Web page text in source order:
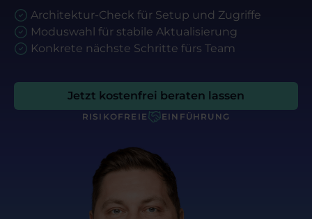
Architektur-Check für Setup und Zugriffe
Moduswahl für stabile Aktualisierung
Konkrete nächste Schritte fürs Team
Jetzt kostenfrei beraten lassen
RISIKOFREIE EINFÜHRUNG